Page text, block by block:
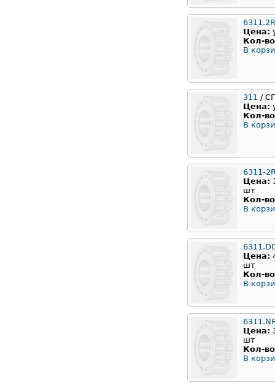
Цена:
Кол-
В
311 /
Цена:
Кол-
В
6311-
Цена:
шт
Кол-
В
Цена:
шт
Кол-
В
Цена:
шт
Кол-
В